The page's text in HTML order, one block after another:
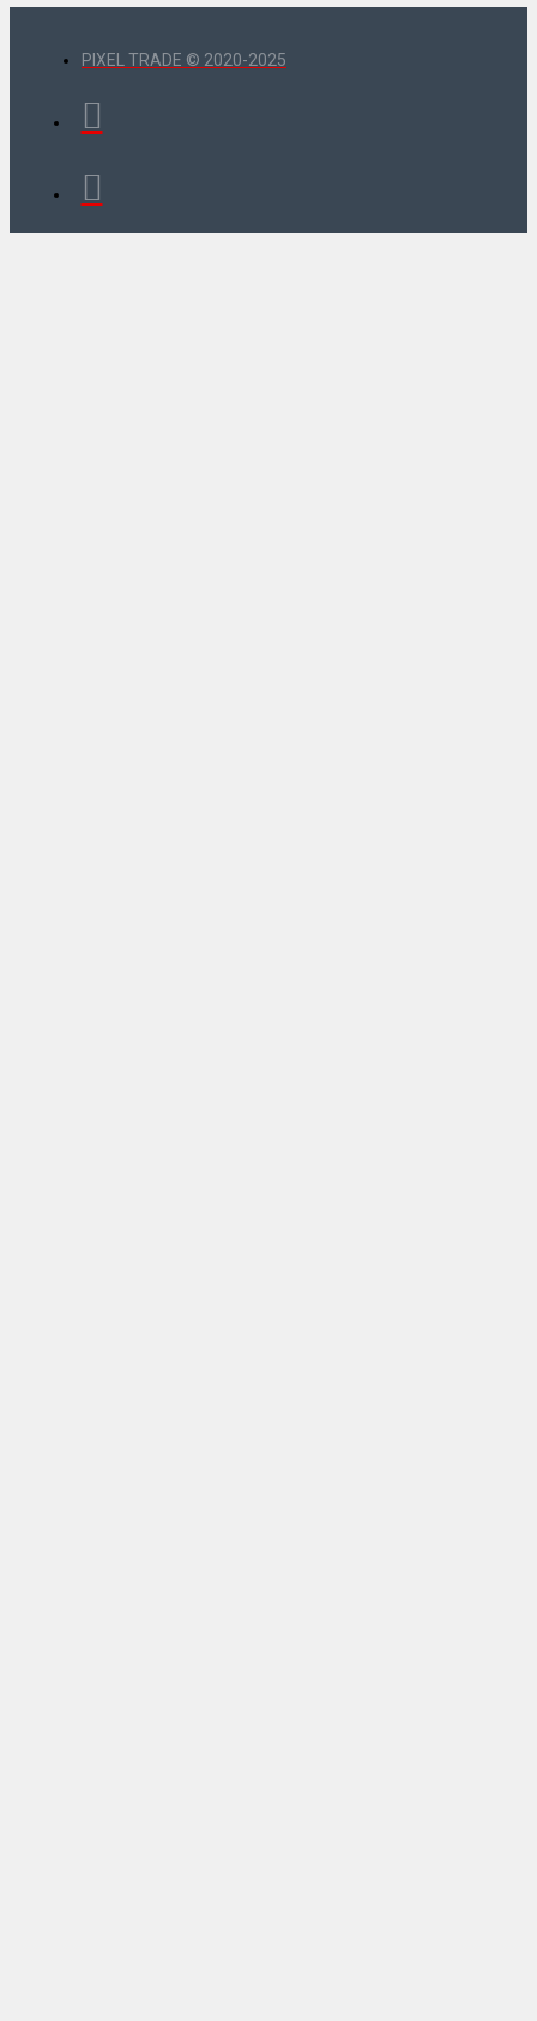
PIXEL TRADE © 2020-2025